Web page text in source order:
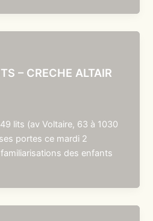
– CRECHE ALTAIR
lits (av Voltaire, 63 à 1030
portes ce mardi 2
des enfants